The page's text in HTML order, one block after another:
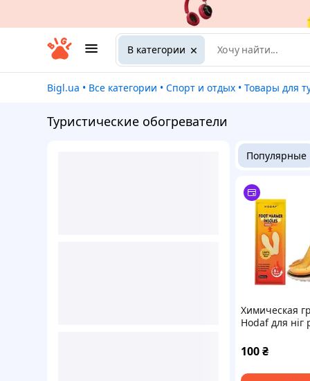
В категории
Bigl.ua • Все категории • Спорт и отдых • Товары для
Туристические обогреватели
Популярные
Химическая
Hodaf для ніг
(Foot Warmer
100₴